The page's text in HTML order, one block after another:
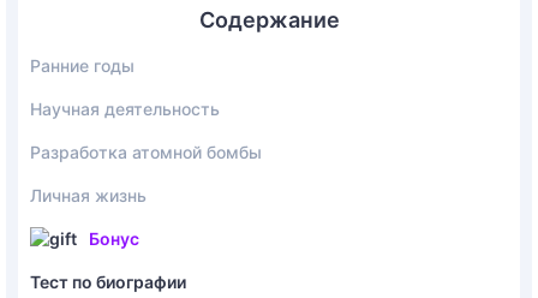
Содержание
Ранние годы
Научная деятельность
Разработка атомной бомбы
Личная жизнь
Бонус
Тест по биографии